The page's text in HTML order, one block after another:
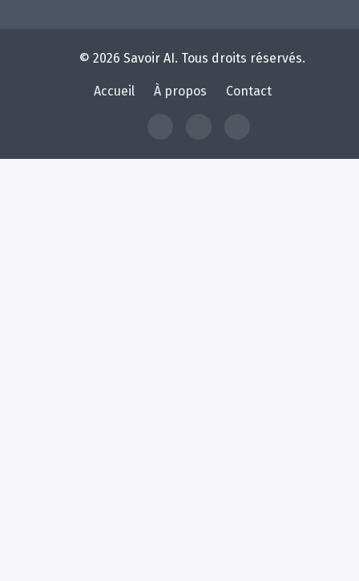
© 2026 Savoir AI. Tous droits réservés.
Accueil À propos Contact
propos